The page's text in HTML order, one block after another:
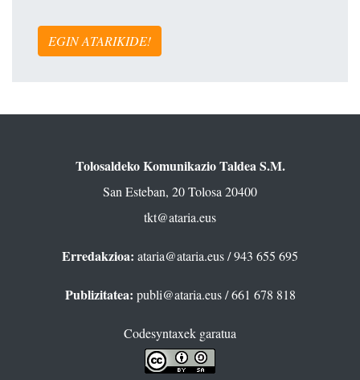
EGIN ATARIKIDE!
Tolosaldeko Komunikazio Taldea S.M.
San Esteban, 20 Tolosa 20400
tkt@ataria.eus
Erredakzioa: ataria@ataria.eus/ 943 655 695
Publizitatea: publi@ataria.eus/ 661 678 818
Codesyntaxek garatua